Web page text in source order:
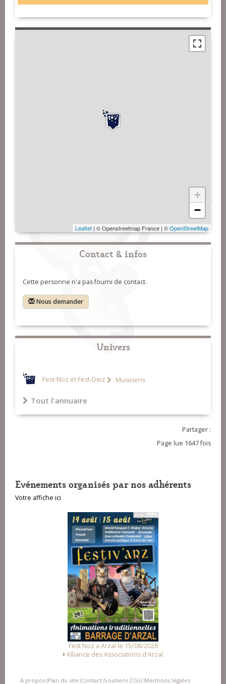
+
−
Leaflet | © Openstreetmap France | ©OpenStreetMap
Contact & infos
Cette personne n'a pas fourni de contact.
Nous demander
Univers
Fest-Noz et Fest-Deiz Musiciens
Tout l'annuaire
Partager :
Page lue 1647 fois
Evénements organisés par nos adhérents
Votre affiche ici
Fest Noz a Arzal le 15/08/2026
Alliance des Associations d'Arzal
A propos Plan du site Contact Soutiens CGU Mentions légales